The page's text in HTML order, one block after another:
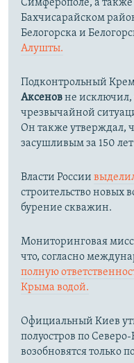
Симферополе, а
Бахчисарайском
Белогорска и
Алушты.
Подконтрольный
Аксеновне исключил,
чрезвычайной
Он также утверждал,
засушливым за 150
Власти России
строительство новых
бурение скважин.
Мониторинговая
что, согласно
полную
Крыма водой.
Официальный Киев
полуостров по
возобновятся только